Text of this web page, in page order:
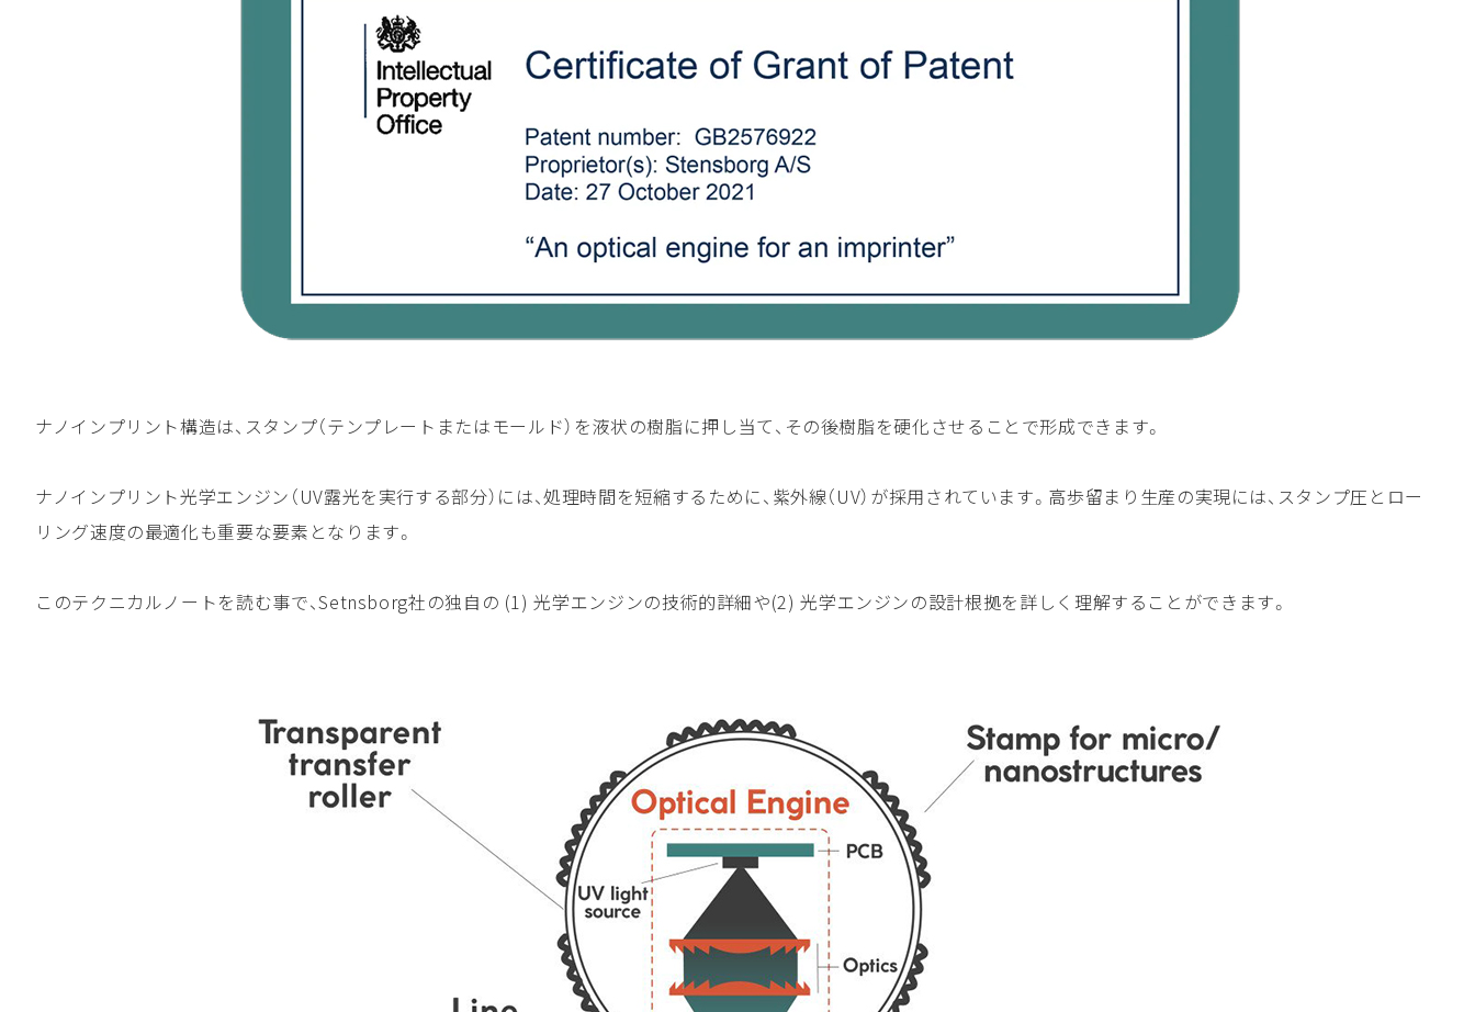
ナノインプリント構造は、スタンプ（テンプレートまたはモールド）を液状の樹脂に押し当て、その後樹脂を硬化させることで形成できます。
ナノインプリント光学エンジン（UV露光を実行する部分）には、処理時間を短縮するために、紫外線（UV）が採用されています。高歩留まり生産の実現には、スタンプ圧とロー
リング速度の最適化も重要な要素となります。
このテクニカルノートを読む事で、Setnsborg社の独自の (1) 光学エンジンの技術的詳細や(2) 光学エンジンの設計根拠を詳しく理解することができます。